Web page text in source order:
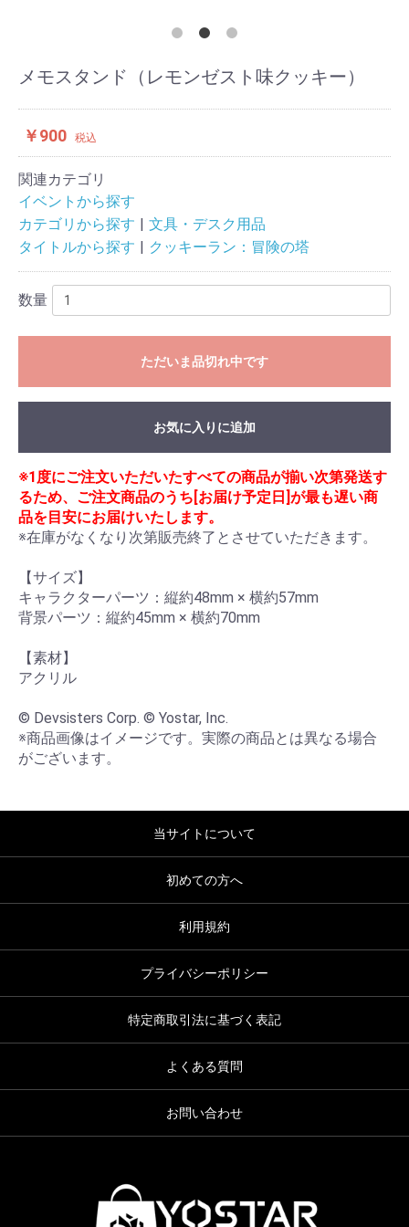
メモスタンド（レモンゼスト味クッキー）
￥900 税込
関連カテゴリ
イベントから探す
カテゴリから探す
文具・デスク用品
タイトルから探す
クッキーラン：冒険の塔
数量
ただいま品切れ中です
お気に入りに追加
※1度にご注文いただいたすべての商品が揃い次第発送す
るため、ご注文商品のうち[お届け予定日]が最も遅い商
品を目安にお届けいたします。
※在庫がなくなり次第販売終了とさせていただきます。
【サイズ】
キャラクターパーツ：縦約48mm × 横約57mm
背景パーツ：縦約45mm × 横約70mm
【素材】
アクリル
© Devsisters Corp. © Yostar, Inc.
※商品画像はイメージです。実際の商品とは異なる場合
がございます。
当サイトについて
初めての方へ
利用規約
プライバシーポリシー
特定商取引法に基づく表記
よくある質問
お問い合わせ